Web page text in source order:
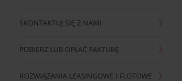
SKONTAKTUJ SIĘ Z NAMI
POBIERZ LUB OPŁAĆ FAKTURĘ
ROZWIĄZANIA LEASINGOWE I FLOTOWE